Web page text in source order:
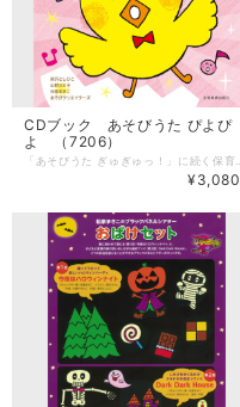
CDブック あそびうた ぴよぴ
よ （7206）
¥3,080